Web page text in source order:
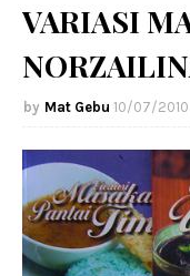
VARIASI
Mat Gebu 10/07/2010